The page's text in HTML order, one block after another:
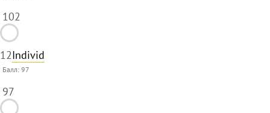
102
12Individ
Балл:97
97